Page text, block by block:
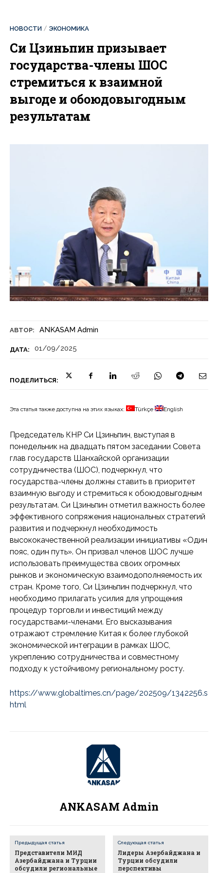
АВТОР: ANKASAM Admin
ДАТА: 01/09/2025
ПОДЕЛИТЬСЯ:
НОВОСТИ ЭКОНОМИКА
Си Цзиньпин призывает
государства-члены ШОС
стремиться к взаимной
выгоде и обоюдовыгодным
результатам
Эта статья также доступна на этих языках: Türkçe English
Председатель КНР Си Цзиньпин, выступая в
понедельник на двадцать пятом заседании Совета
глав государств Шанхайской организации
сотрудничества (ШОС), подчеркнул, что
государства-члены должны ставить в приоритет
взаимную выгоду и стремиться к обоюдовыгодным
результатам. Си Цзиньпин отметил важность более
эффективного сопряжения национальных стратегий
развития и подчеркнул необходимость
высококачественной реализации инициативы «Один
пояс, один путь». Он призвал членов ШОС лучше
использовать преимущества своих огромных
рынков и экономическую взаимодополняемость их
стран. Кроме того, Си Цзиньпин подчеркнул, что
необходимо прилагать усилия для упрощения
процедур торговли и инвестиций между
государствами-членами. Его высказывания
отражают стремление Китая к более глубокой
экономической интеграции в рамках ШОС,
укреплению сотрудничества и совместному
подходу к устойчивому региональному росту.
https://www.globaltimes.cn/page/202509/1342256.s
html
ANKASAM Admin
Предыдущая статья
Представители МИД
Азербайджана и Турции
обсудили региональные
Следующая статья
Лидеры Азербайджана и
Турции обсудили
перспективы